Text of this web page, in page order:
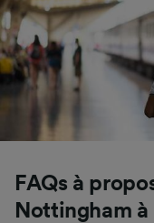
FAQs à
Nottingham à